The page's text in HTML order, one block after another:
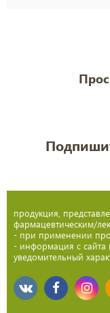
продукция,
фармацевтическим/
- при применении
- информация с сайта
уведомительный